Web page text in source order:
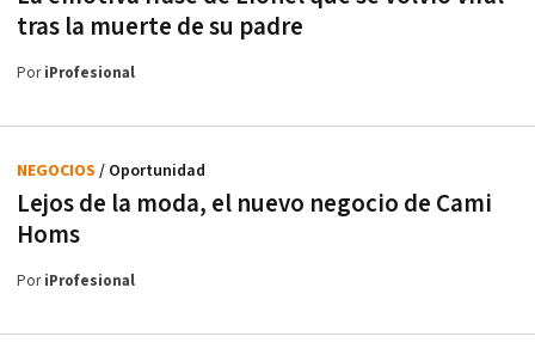
tras la muerte de su padre
PoriProfesional
Lejos de la moda, el nuevo negocio de Cami
Homs
NEGOCIOS / Oportunidad
PoriProfesional